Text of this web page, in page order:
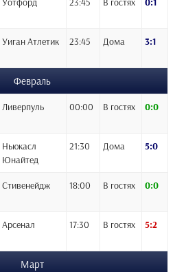
Уиган Атлетик 23:45 Дома 3:1
Февраль
Ливерпуль 00:00 В гостях 0:0
Ньюкасл
Юнайтед
21:30 Дома 5:0
Стивенейдж 18:00 В гостях 0:0
Арсенал 17:30 В гостях 5:2
Март